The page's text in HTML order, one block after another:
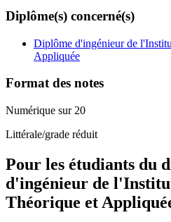
Diplôme(s) concerné(s)
Diplôme d'ingénieur de
Appliquée
Format des notes
Numérique sur 20
Littérale/grade réduit
Pour les étudiants du
d'ingénieur de
Théorique et